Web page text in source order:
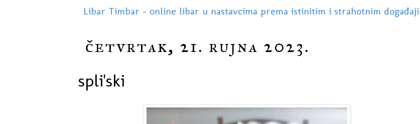
Libar Timbar - online libar u nastavcima prema istinitim i strahotnim
četvrtak, 21. rujna 2023.
spli'ski